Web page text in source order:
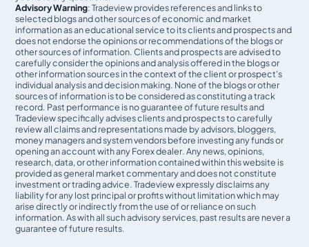
Advisory Warning: Tradeview provides references and links to
selected blogs and other sources of economic and market
information as an educational service to its clients and prospects and
does not endorse the opinions or recommendations of the blogs or
other sources of information. Clients and prospects are advised to
carefully consider the opinions and analysis offered in the blogs or
other information sources in the context of the client or prospect's
individual analysis and decision making. None of the blogs or other
sources of information is to be considered as constituting a track
record. Past performance is no guarantee of future results and
Tradeview specifically advises clients and prospects to carefully
review all claims and representations made by advisors, bloggers,
money managers and system vendors before investing any funds or
opening an account with any Forex dealer. Any news, opinions,
research, data, or other information contained within this website is
provided as general market commentary and does not constitute
investment or trading advice. Tradeview expressly disclaims any
liability for any lost principal or profits without limitation which may
arise directly or indirectly from the use of or reliance on such
information. As with all such advisory services, past results are never a
guarantee of future results.